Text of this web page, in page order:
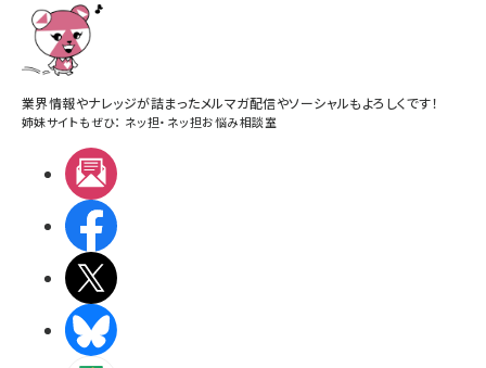
業界情報やナレッジが詰まったメルマガ配信やソーシャルもよろしくです！
姉妹サイトもぜひ： ネッ担・ ネッ担お悩み相談室